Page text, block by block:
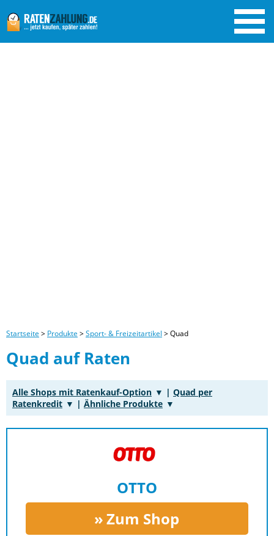
Startseite > Produkte >Sport- & Freizeitartikel >Quad
Quad auf Raten
Alle Shops mit Ratenkauf-Option | Quad per
Ratenkredit
| Ähnliche Produkte
OTTO
Zum Shop